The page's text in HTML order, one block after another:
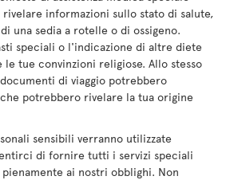
informazioni sullo stato di salute,
una sedia a rotelle o di ossigeno.
speciali o l'indicazione di altre diete
le tue convinzioni religiose. Allo stesso
di viaggio potrebbero
potrebbero rivelare la tua origine
sensibili verranno utilizzate
di fornire tutti i servizi speciali
ai nostri obblighi. Non